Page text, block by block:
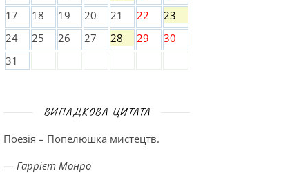
17
18 19 20 21 22
23
24
25 26 27 28 29
30
31
ВИПАДКОВА ЦИТАТА
Поезія – Попелюшка мистецтв.
— Гаррієт Монро